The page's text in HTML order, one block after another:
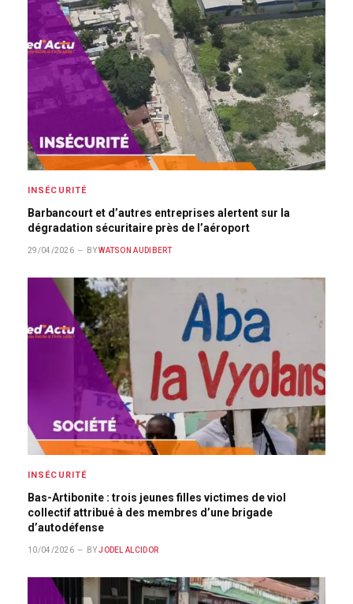
INSÉCURITÉ
Barbancourt et d’autres entreprises alertent sur la
dégradation sécuritaire près de l’aéroport
29/04/2026 BY WATSON AUDIBERT
INSÉCURITÉ
Bas-Artibonite : trois jeunes filles victimes de viol
collectif attribué à des membres d’une brigade
d’autodéfense
10/04/2026 BY JODEL ALCIDOR